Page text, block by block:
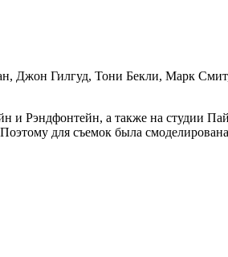
Джон Гилгуд, Тони Бекли, Марк
и Рэндфонтейн, а также на студии
для съемок была